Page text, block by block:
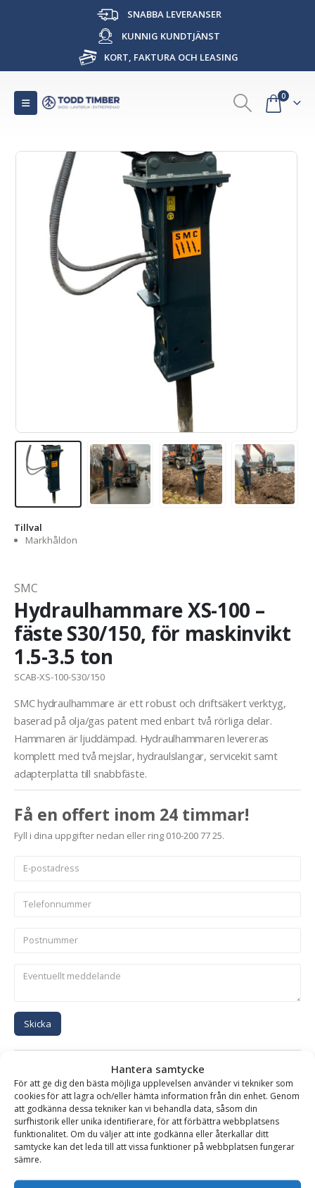
Hantera samtycke
För att ge dig den bästa möjliga upplevelsen använder vi tekniker som
cookies för att lagra och/eller hämta information från din enhet. Genom
att godkänna dessa tekniker kan vi behandla data, såsom din
surfhistorik eller unika identifierare, för att förbättra webbplatsens
funktionalitet. Om du väljer att inte godkänna eller återkallar ditt
samtycke kan det leda till att vissa funktioner på webbplatsen fungerar
sämre.
SNABBA LEVERANSER
KUNNIG KUNDTJÄNST
KORT, FAKTURA OCH LEASING
0
Tillval
Markhåldon
SMC
Hydraulhammare XS-100 –
fäste S30/150, för maskinvikt
1.5-3.5 ton
SCAB-XS-100-S30/150
SMC hydraulhammare är ett robust och driftsäkert verktyg,
baserad på olja/gas patent med enbart två rörliga delar.
Hammaren är ljuddämpad. Hydraulhammaren levereras
komplett med två mejslar, hydraulslangar, servicekit samt
adapterplatta till snabbfäste.
Få en offert inom 24 timmar!
Fyll i dina uppgifter nedan eller ring 010-200 77 25.
Skicka
Se alla produkter inom samma kategori
Hydraulhammare
BESKRIVNING